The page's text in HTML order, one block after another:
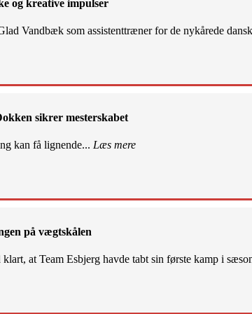
og kreative impulser
Vandbæk som assistenttræner for de nykårede
sikrer mesterskabet
kan få lignende... Læs mere
på vægtskålen
at Team Esbjerg havde tabt sin første kamp i